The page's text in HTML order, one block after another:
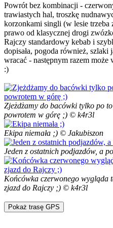
Powrót bez kombinacji -
trawiastych hal, troszkę
korzonkami singli (w lesie trzeba
prawo od klasycznej drogi
Rajczy standardowy kebab i
dopisała, pogoda również,
wracać - następnym razem
:)
Zjeżdżamy do bacówki tylko po
powrotem w górę ;) © k4r3l
Ekipa niemała ;) © Jakubiszon
Jeden z ostatnich podjazdów, a
Końcówka czerwonego wygląda
zjazd do Rajczy ;) © k4r3l
Pokaż trasę GPS